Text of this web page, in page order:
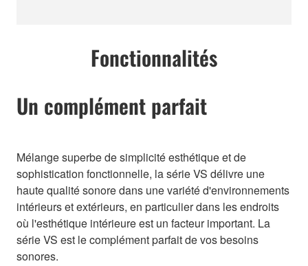
Fonctionnalités
Un complément parfait
Mélange superbe de simplicité esthétique et de
sophistication fonctionnelle, la série VS délivre une
haute qualité sonore dans une variété d'environnements
intérieurs et extérieurs, en particulier dans les endroits
où l'esthétique intérieure est un facteur important. La
série VS est le complément parfait de vos besoins
sonores.